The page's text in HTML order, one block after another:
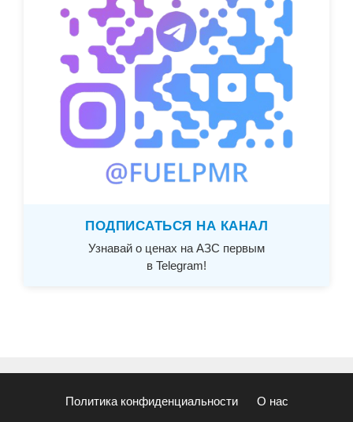
ПОДПИСАТЬСЯ НА КАНАЛ
Узнавай о ценах на АЗС первым
в Telegram!
Политика конфиденциальности О нас